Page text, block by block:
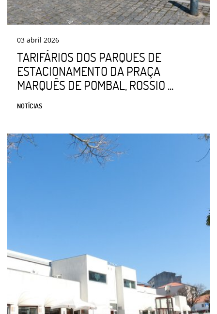
03 abril 2026
TARIFÁRIOS DOS PARQUES DE
ESTACIONAMENTO DA PRAÇA
MARQUÊS DE POMBAL, ROSSIO ...
NOTÍCIAS